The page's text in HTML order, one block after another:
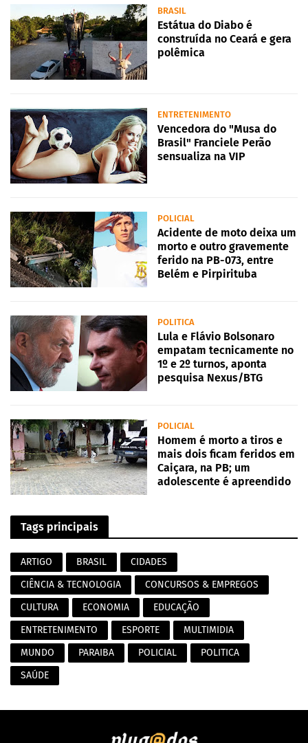
BRASIL
Estátua do Diabo é
construída no Ceará e gera
polêmica
ENTRETENIMENTO
Vencedora do "Musa do
Brasil" Franciele Perão
sensualiza na VIP
POLICIAL
Acidente de moto deixa um
morto e outro gravemente
ferido na PB-073, entre
Belém e Pirpirituba
POLITICA
Lula e Flávio Bolsonaro
empatam tecnicamente no
1º e 2º turnos, aponta
pesquisa Nexus/BTG
POLICIAL
Homem é morto a tiros e
mais dois ficam feridos em
Caiçara, na PB; um
adolescente é apreendido
Tags principais
ARTIGO BRASIL
CIDADES
CIÊNCIA & TECNOLOGIA
CONCURSOS & EMPREGOS
CULTURA
ECONOMIA
EDUCAÇÃO
ENTRETENIMENTO
ESPORTE
MULTIMIDIA
MUNDO
PARAIBA POLICIAL
POLITICA
SAÚDE